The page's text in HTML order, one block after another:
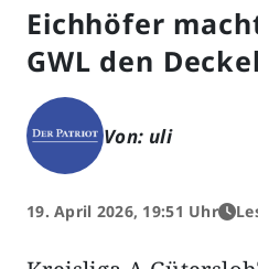
Eichhöfer
GWL den
Von: uli
19. April 2026, 19:51 Uhr